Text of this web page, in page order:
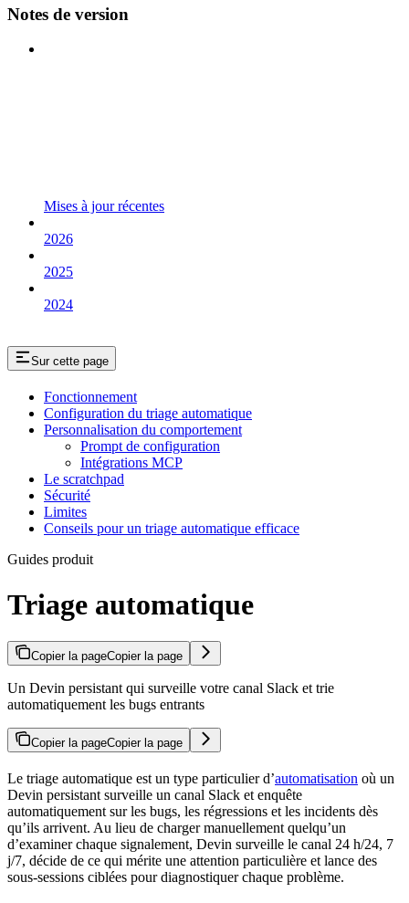
Notes de version
Mises à jour récentes
2026
2025
2024
Sur cette page
Fonctionnement
Configuration du triage automatique
Personnalisation du comportement
Prompt de configuration
Intégrations MCP
Le scratchpad
Sécurité
Limites
Conseils pour un triage automatique efficace
Guides produit
Triage automatique
Copier la pageCopier la page
Un Devin persistant qui surveille votre canal Slack et trie
automatiquement les bugs entrants
Copier la pageCopier la page
Le triage automatique est un type particulier d’automatisation où un
Devin persistant surveille un canal Slack et enquête
automatiquement sur les bugs, les régressions et les incidents dès
qu’ils arrivent. Au lieu de charger manuellement quelqu’un
d’examiner chaque signalement, Devin surveille le canal 24 h/24, 7
j/7, décide de ce qui mérite une attention particulière et lance des
sous-sessions ciblées pour diagnostiquer chaque problème.